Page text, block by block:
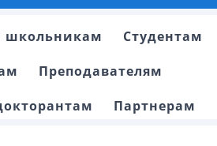
школьникам
Студентам
Преподавателям
Партнерам